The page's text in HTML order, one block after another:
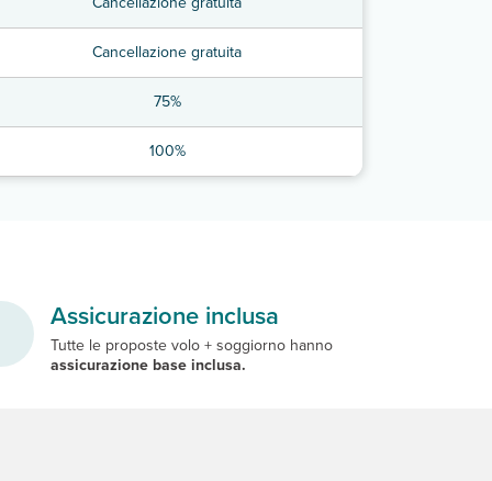
Cancellazione gratuita
75%
100%
Assicurazione inclusa
Tutte le proposte volo + soggiorno hanno
assicurazione base inclusa.